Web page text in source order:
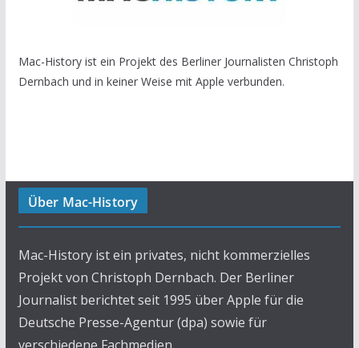
Mac-History ist ein Projekt des Berliner Journalisten Christoph
Dernbach und in keiner Weise mit Apple verbunden.
Über Mac-History
Mac-History ist ein privates, nicht kommerzielles
Projekt von Christoph Dernbach. Der Berliner
Journalist berichtet seit 1995 über Apple für die
Deutsche Presse-Agentur (dpa) sowie für